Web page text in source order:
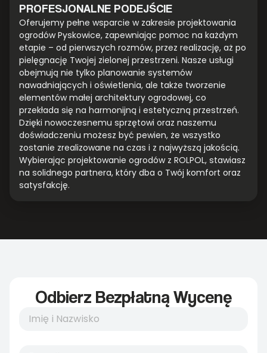
PROFESJONALNE PODEJŚCIE
Oferujemy pełne wsparcie w zakresie projektowania
ogrodów Pyskowice, zapewniając pomoc na każdym
etapie – od pierwszych rozmów, przez realizację, aż po
pielęgnację Twojej zielonej przestrzeni. Nasze usługi
obejmują nie tylko planowanie systemów
nawadniających i oświetlenia, ale także tworzenie
elementów małej architektury ogrodowej, co
przekłada się na harmonijną i estetyczną przestrzeń.
Dzięki nowoczesnemu sprzętowi oraz naszemu
doświadczeniu możesz być pewien, że wszystko
zostanie zrealizowane na czas i z najwyższą jakością.
Wybierając projektowanie ogrodów z ROLPOL, stawiasz
na solidnego partnera, który dba o Twój komfort oraz
satysfakcję.
Odbierz Bezpłatną Wycenę